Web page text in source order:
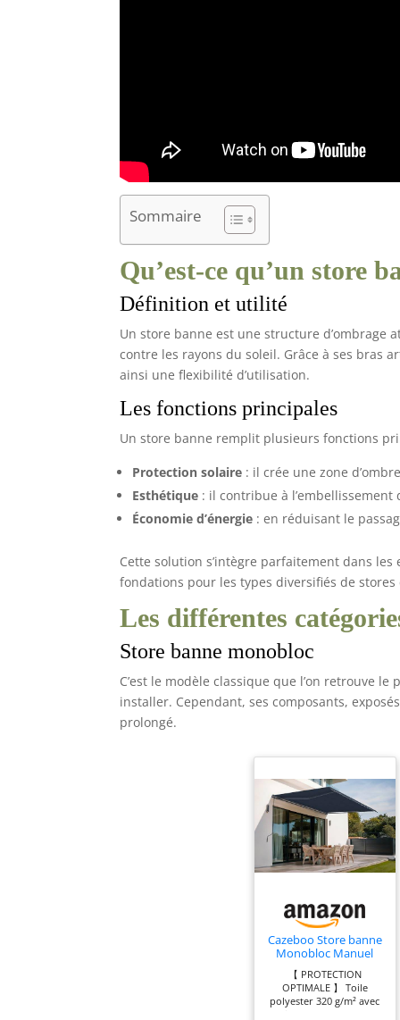
Sommaire
Qu’est-ce qu’un store
Définition et utilité
Un store banne est une structure d’ombrage
contre les rayons du soleil. Grâce à ses bras
ainsi une flexibilité d’utilisation.
Les fonctions principales
Un store banne remplit plusieurs fonctions
Protection solaire : il crée une zone
Esthétique : il contribue à
Économie d’énergie : en réduisant le
Cette solution s’intègre parfaitement dans
fondations pour les types diversifiés de
Les différentes
Store banne monobloc
C’est le modèle classique que l’on retrouve
installer. Cependant, ses composants,
prolongé.
Cazeboo Store banne
Monobloc Manuel
395x300 cm Gris
Anthracite - Vecchio
Toile 320g/m² UV50+ -
Structure Aluminium
【 PROTECTION
OPTIMALE 】 Toile
polyester 320 g/m² avec